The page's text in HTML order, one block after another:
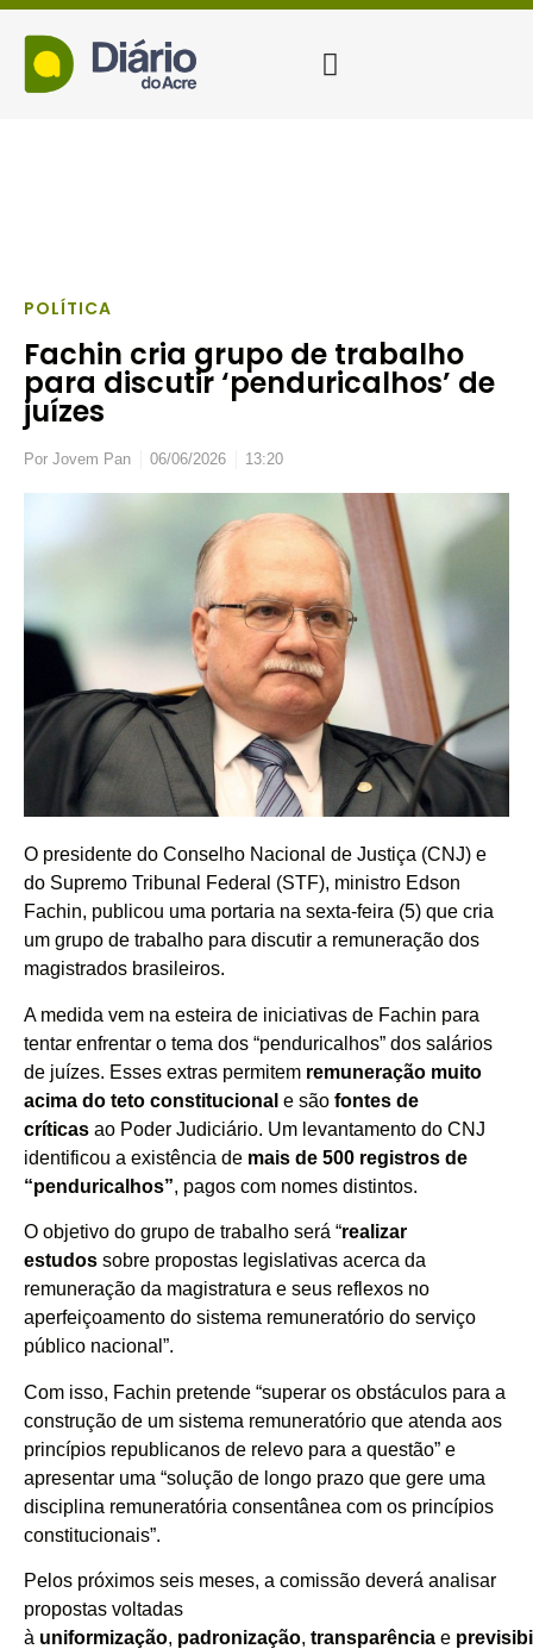
POLÍTICA
Fachin cria grupo de trabalho
para discutir ‘penduricalhos’ de
juízes
Por Jovem Pan 06/06/2026 13:20
O presidente do Conselho Nacional de Justiça (CNJ) e
do Supremo Tribunal Federal (STF), ministro Edson
Fachin, publicou uma portaria na sexta-feira (5) que cria
um grupo de trabalho para discutir a remuneração dos
magistrados brasileiros.
A medida vem na esteira de iniciativas de Fachin para
tentar enfrentar o tema dos “penduricalhos” dos salários
de juízes. Esses extras permitem remuneração muito
acima do teto constitucional e são fontes de
críticas ao Poder Judiciário. Um levantamento do CNJ
identificou a existência de mais de 500 registros de
“penduricalhos”, pagos com nomes distintos.
O objetivo do grupo de trabalho será “realizar
estudos sobre propostas legislativas acerca da
remuneração da magistratura e seus reflexos no
aperfeiçoamento do sistema remuneratório do serviço
público nacional”.
Com isso, Fachin pretende “superar os obstáculos para a
construção de um sistema remuneratório que atenda aos
princípios republicanos de relevo para a questão” e
apresentar uma “solução de longo prazo que gere uma
disciplina remuneratória consentânea com os princípios
constitucionais”.
Pelos próximos seis meses, a comissão deverá analisar
propostas voltadas
à uniformização, padronização, transparência e